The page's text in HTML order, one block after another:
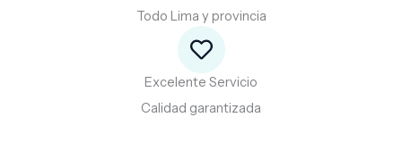
Todo Lima y provincia
Excelente Servicio
Calidad garantizada